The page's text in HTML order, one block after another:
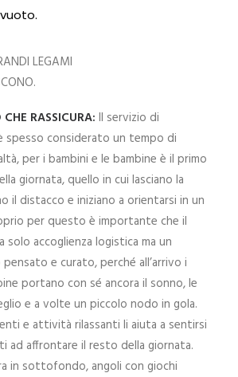
contesto educativo:
LEGAMI
RASSICURA: Il servizio di
considerato un tempo di
per i bambini e le bambine è il primo
giornata, quello in cui lasciano la
il distacco e iniziano a orientarsi in un
per questo è importante che il
solo accoglienza logistica ma un
e curato, perché all’arrivo i
portano con sé ancora il sonno, le
e a volte un piccolo nodo in gola.
e attività rilassanti li aiuta a sentirsi
ad affrontare il resto della giornata.
in sottofondo, angoli con giochi